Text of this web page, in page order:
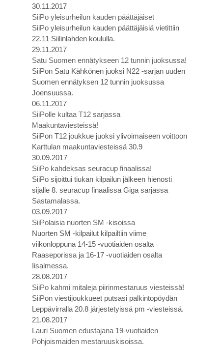
30.11.2017
SiiPo yleisurheilun kauden päättäjäiset
SiiPo yleisurheilun kauden päättäjäisiä vietittiin
22.11 Siilinlahden koululla.
29.11.2017
Satu Suomen ennätykseen 12 tunnin juoksussa!
SiiPon Satu Kähkönen juoksi N22 -sarjan uuden
Suomen ennätyksen 12 tunnin juoksussa
Joensuussa.
06.11.2017
SiiPolle kultaa T12 sarjassa
Maakuntaviesteissä!
SiiPon T12 joukkue juoksi ylivoimaiseen voittoon
Karttulan maakuntaviesteissä 30.9
30.09.2017
SiiPo kahdeksas seuracup finaalissa!
SiiPo sijoittui tiukan kilpailun jälkeen hienosti
sijalle 8. seuracup finaalissa Giga sarjassa
Sastamalassa.
03.09.2017
SiiPolaisia nuorten SM -kisoissa
Nuorten SM -kilpailut kilpailtiin viime
viikonloppuna 14-15 -vuotiaiden osalta
Raaseporissa ja 16-17 -vuotiaiden osalta
Iisalmessa.
28.08.2017
SiiPo kahmi mitaleja piirinmestaruus viesteissä!
SiiPon viestijoukkueet putsasi palkintopöydän
Leppävirralla 20.8 järjestetyissä pm -viesteissä.
21.08.2017
Lauri Suomen edustajana 19-vuotiaiden
Pohjoismaiden mestaruuskisoissa.